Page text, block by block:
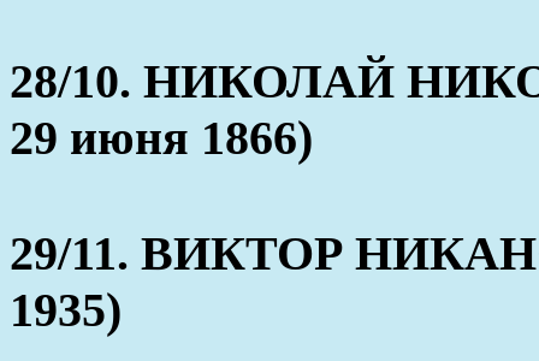
28/10. НИКОЛАЙ
29 июня 1866)
29/11. ВИКТОР
1935)